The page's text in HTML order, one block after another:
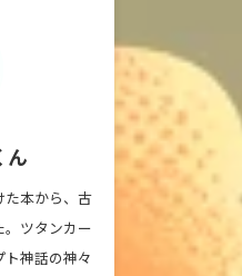
ん
た本から、古
ツタンカー
神話の神々